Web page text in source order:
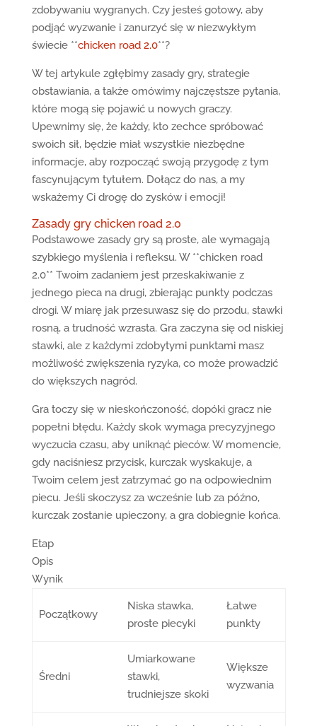
zdobywaniu wygranych. Czy jesteś gotowy, aby
podjąć wyzwanie i zanurzyć się w niezwykłym
świecie **chicken road 2.0**?
W tej artykule zgłębimy zasady gry, strategie
obstawiania, a także omówimy najczęstsze pytania,
które mogą się pojawić u nowych graczy.
Upewnimy się, że każdy, kto zechce spróbować
swoich sił, będzie miał wszystkie niezbędne
informacje, aby rozpocząć swoją przygodę z tym
fascynującym tytułem. Dołącz do nas, a my
wskażemy Ci drogę do zysków i emocji!
Zasady gry chicken road 2.0
Podstawowe zasady gry są proste, ale wymagają
szybkiego myślenia i refleksu. W **chicken road
2.0** Twoim zadaniem jest przeskakiwanie z
jednego pieca na drugi, zbierając punkty podczas
drogi. W miarę jak przesuwasz się do przodu, stawki
rosną, a trudność wzrasta. Gra zaczyna się od niskiej
stawki, ale z każdymi zdobytymi punktami masz
możliwość zwiększenia ryzyka, co może prowadzić
do większych nagród.
Gra toczy się w nieskończoność, dopóki gracz nie
popełni błędu. Każdy skok wymaga precyzyjnego
wyczucia czasu, aby uniknąć pieców. W momencie,
gdy naciśniesz przycisk, kurczak wyskakuje, a
Twoim celem jest zatrzymać go na odpowiednim
piecu. Jeśli skoczysz za wcześnie lub za późno,
kurczak zostanie upieczony, a gra dobiegnie końca.
Etap
Opis
Wynik
Początkowy
Niska stawka,
proste piecyki
Łatwe
punkty
Średni
Umiarkowane
stawki,
trudniejsze skoki
Większe
wyzwania